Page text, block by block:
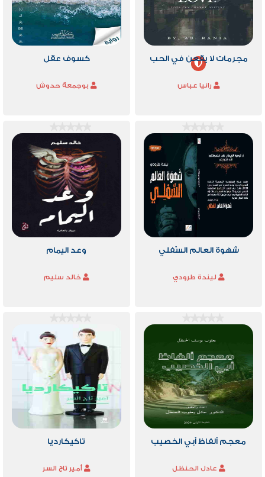
مجرمات لا يقعن في الحب
رانيا عباس
كسوف عقل
بوجمعة حدوش
شهوة العالم السّفلي
ليندة طرودي
وعد اليمام
خالد سليم
معجم ألفاظ أبي الخصيب
عادل الحنظل
تاكيكارديا
أمير تاج السر